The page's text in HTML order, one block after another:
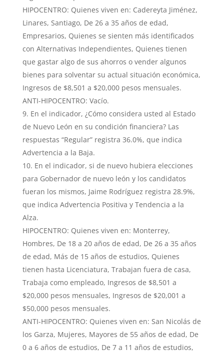
HIPOCENTRO: Quienes viven en: Cadereyta Jiménez,
Linares, Santiago, De 26 a 35 años de edad,
Empresarios, Quienes se sienten más identificados
con Alternativas Independientes, Quienes tienen
que gastar algo de sus ahorros o vender algunos
bienes para solventar su actual situación económica,
Ingresos de $8,501 a $20,000 pesos mensuales.
ANTI-HIPOCENTRO: Vacío.
En el indicador, ¿Cómo considera usted al Estado
de Nuevo León en su condición financiera? Las
respuestas “Regular” registra 36.0%, que indica
Advertencia a la Baja.
En el indicador, si de nuevo hubiera elecciones
para Gobernador de nuevo león y los candidatos
fueran los mismos, Jaime Rodríguez registra 28.9%,
que indica Advertencia Positiva y Tendencia a la
Alza.
HIPOCENTRO: Quienes viven en: Monterrey,
Hombres, De 18 a 20 años de edad, De 26 a 35 años
de edad, Más de 15 años de estudios, Quienes
tienen hasta Licenciatura, Trabajan fuera de casa,
Trabaja como empleado, Ingresos de $8,501 a
$20,000 pesos mensuales, Ingresos de $20,001 a
$50,000 pesos mensuales.
ANTI-HIPOCENTRO: Quienes viven en: San Nicolás de
los Garza, Mujeres, Mayores de 55 años de edad, De
0 a 6 años de estudios, De 7 a 11 años de estudios,